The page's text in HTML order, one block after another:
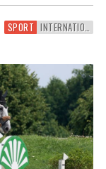
SPORT INTERNATIONAL